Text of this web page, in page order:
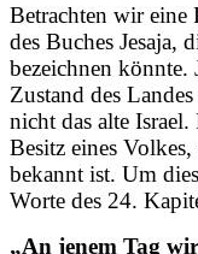
Betrachten wir eine
des Buches Jesaja,
bezeichnen könnte.
Zustand des
nicht das alte
Besitz eines
bekannt ist. Um
Worte des 24.
„An jenem Tag